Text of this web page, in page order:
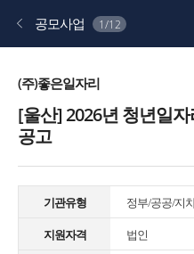
공모사업 1/12
(주)좋은일자리
[울산] 2026년 청년일
공고
기관유형
정부/공공/지
지원자격
법인